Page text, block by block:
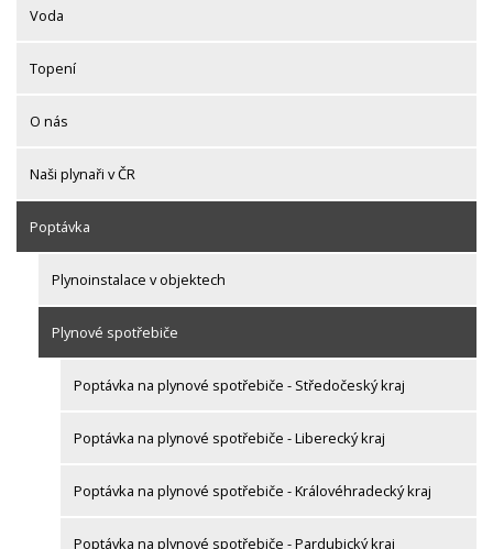
Voda
Topení
O nás
Naši plynaři v ČR
Poptávka
Plynoinstalace v objektech
Plynové spotřebiče
Poptávka na plynové spotřebiče - Středočeský kraj
Poptávka na plynové spotřebiče - Liberecký kraj
Poptávka na plynové spotřebiče - Královéhradecký kraj
Poptávka na plynové spotřebiče - Pardubický kraj